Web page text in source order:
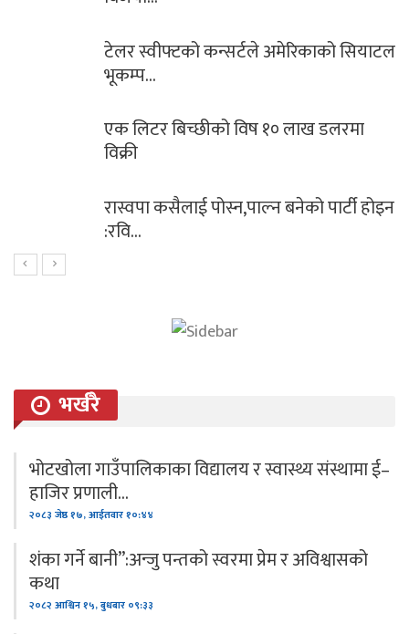
टेलर स्वीफ्टको कन्सर्टले अमेरिकाको सियाटल
भूकम्प…
एक लिटर बिच्छीको विष १० लाख डलरमा
विक्री
रास्वपा कसैलाई पोस्न,पाल्न बनेको पार्टी होइन
:रवि…
भर्खरै
भोटखोला गाउँपालिकाका विद्यालय र स्वास्थ्य संस्थामा ई–
हाजिर प्रणाली…
२०८३ जेष्ठ १७, आईतवार १०:४४
शंका गर्ने बानी”:अन्जु पन्तको स्वरमा प्रेम र अविश्वासको
कथा
२०८२ आश्विन १५, बुधबार ०९:३३